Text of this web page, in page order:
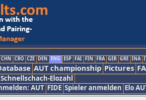
CHN CRO CZE DEN ENG ESP FAI FIN FRA GER GRE INA
AUT championship Pictures
Schnellschach-Elozahl
AUT FIDE Spieler anmelden Elo